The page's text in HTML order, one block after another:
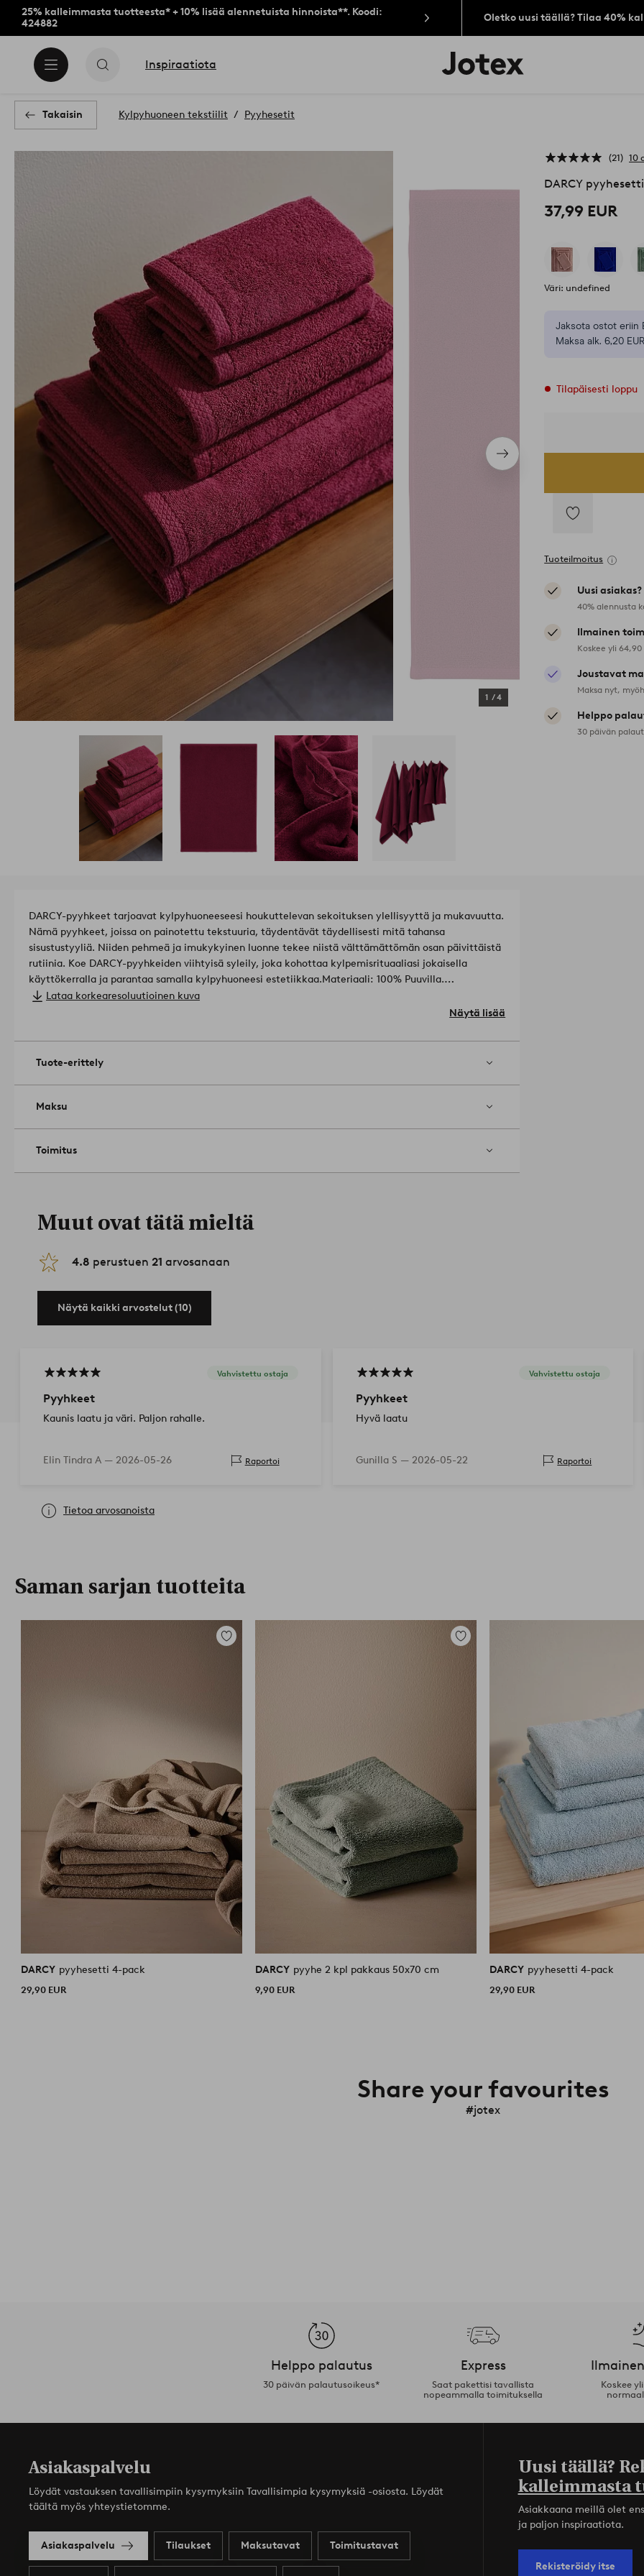
25% kalleimmasta tuotteesta* + 10% lisää alennetuista hinnoista**. Koodi:
424882
Oletko uusi täällä? Tilaa 40%
Inspiraatiota
Jotex-
logo
Takaisin Kylpyhuoneen tekstiilit Pyyhesetit
Seuraava
tuote
1 /4
21 10
DARCY
37,99 EUR
Väri: undefined
Jaksota ostot eriin
Maksa alk. 6,20
Tilapäisesti loppu
suosikkeihin
Tuoteilmoitus
Uusi asiakas?
40% alennusta
Ilmainen
Koskee yli
Joustavat
Maksa nyt,
Helppo
30 päivän
DARCY-pyyhkeet tarjoavat kylpyhuoneeseesi houkuttelevan sekoituksen ylellisyyttä ja mukavuutta.
Nämä pyyhkeet, joissa on painotettu tekstuuria, täydentävät täydellisesti mitä tahansa
sisustustyyliä. Niiden pehmeä ja imukykyinen luonne tekee niistä välttämättömän osan päivittäistä
rutiinia. Koe DARCY-pyyhkeiden viihtyisä syleily, joka kohottaa kylpemisrituaaliasi jokaisella
käyttökerralla ja parantaa samalla kylpyhuoneesi estetiikkaa.
Materiaali: 100% Puuvilla.
Mitat: 2 x 30x50 cm. 2 x 50x70 cm. 2 x 70x140 cm. 2 x 70x140 cm.
Helläpesu 60 asteessa. Silitys korkealla lämpötilalla (max 200ºC). Rumpukuivaa
2230502-13-0
Lataa korkearesoluutioinen kuva
Näytä lisää
Tuote-erittely
Maksu
Toimitus
Muut ovat tätä mieltä
4.8 perustuen 21 arvosanaan
Näytä kaikki arvostelut (10)
Vahvistettu ostaja
Pyyhkeet
Kaunis laatu ja väri. Paljon rahalle.
Elin Tindra A — 2026-05-26 Raportoi
Vahvistettu ostaja
Pyyhkeet
Hyvä laatu
Gunilla S — 2026-05-22 Raportoi
Tietoa arvosanoista
Saman sarjan tuotteita
Lisää
DARCY pyyhesetti 4-pack
29,90 EUR
Lisää
DARCY pyyhe 2 kpl pakkaus 50x70 cm
9,90 EUR
DARCY pyyhesetti 4-pack
29,90 EUR
Share your favourites
#jotex
Helppo palautus
30 päivän palautusoikeus*
Express
Saat pakettisi tavallista
nopeammalla toimituksella
Koskee
Asiakaspalvelu
Löydät vastauksen tavallisimpiin kysymyksiin Tavallisimpia kysymyksiä -osiosta. Löydät
täältä myös yhteystietomme.
Asiakaspalvelu Tilaukset Maksutavat Toimitustavat
Uusi täällä?
kalleimmasta
Asiakkaana meillä olet
ja paljon inspiraatiota.
Rekisteröidy itse